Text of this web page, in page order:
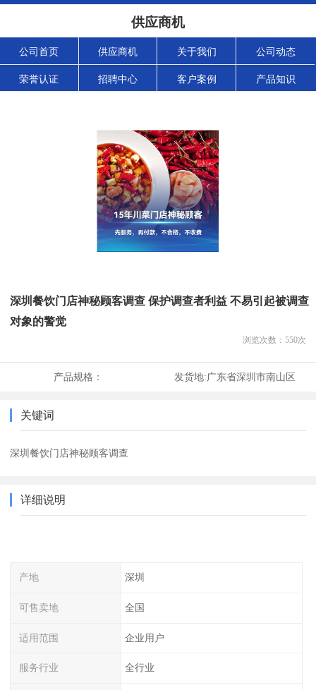
供应商机
公司首页 供应商机 关于我们 公司动态
荣誉认证 招聘中心 客户案例 产品知识
深圳餐饮门店神秘顾客调查 保护调查者利益 不易引起被调查
对象的警觉
浏览次数： 550次
产品规格： 发货地:广东省深圳市南山区
关键词
深圳餐饮门店神秘顾客调查
详细说明
产地 深圳
可售卖地 全国
适用范围 企业用户
服务行业 全行业